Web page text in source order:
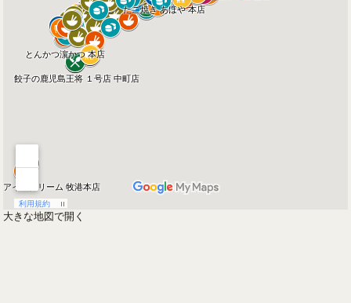
大きな地図で開く